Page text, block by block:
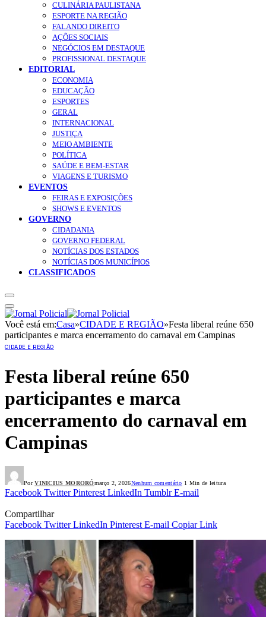
CULINÁRIA PAULISTANA
ESPORTE NA REGIÃO
FALANDO DIREITO
AÇÕES SOCIAIS
NEGÓCIOS EM DESTAQUE
PROFISSIONAL DESTAQUE
EDITORIAL
ECONOMIA
EDUCAÇÃO
ESPORTES
GERAL
INTERNACIONAL
JUSTIÇA
MEIO AMBIENTE
POLÍTICA
SAÚDE E BEM-ESTAR
VIAGENS E TURISMO
EVENTOS
FEIRAS E EXPOSIÇÕES
SHOWS E EVENTOS
GOVERNO
CIDADANIA
GOVERNO FEDERAL
NOTÍCIAS DOS ESTADOS
NOTÍCIAS DOS MUNICÍPIOS
CLASSIFICADOS
Você está em:Casa»CIDADE E REGIÃO»Festa liberal reúne 650
participantes e marca encerramento do carnaval em Campinas
CIDADE E REGIÃO
Festa liberal reúne 650
participantes e marca
encerramento do carnaval em
Campinas
Por VINICIUS MORORÓmarço 2, 2026Nenhum comentário 1 Min de leitura
Facebook Twitter Pinterest LinkedIn Tumblr E-mail
Compartilhar
Facebook Twitter LinkedIn Pinterest E-mail Copiar Link